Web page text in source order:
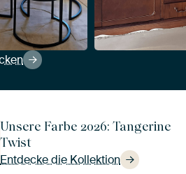
Unsere Farbe 2026: Tangerine
Twist
Entdecke die Kollektion